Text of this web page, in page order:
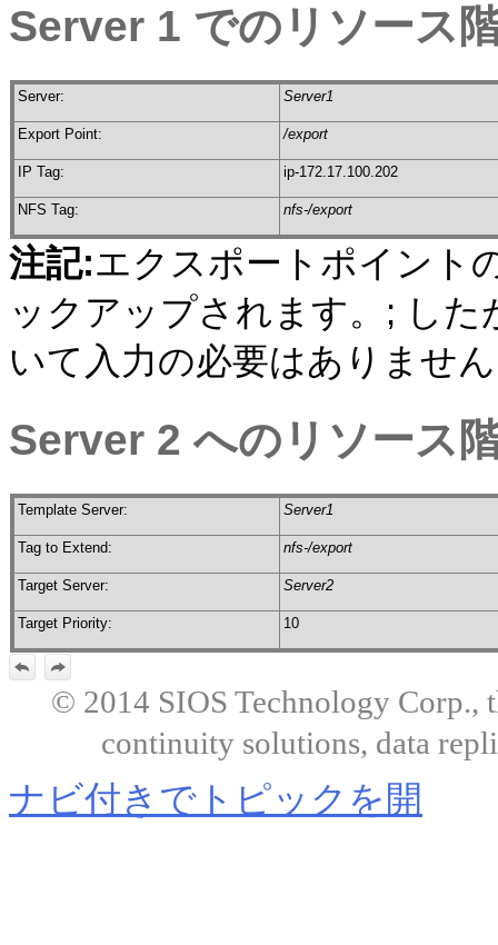
Server 1 でのリソース
Server: Server1
Export Point: /export
IP Tag: ip-172.17.100.202
NFS Tag: nfs-/export
注記:エクスポートポイント
ックアップされます。; し
いて入力の必要はありませ
Server 2 へのリソース
Template Server: Server1
Tag to Extend: nfs-/export
Target Server: Server2
Target Priority: 10
© 2014 SIOS Technology Corp.,
continuity solutions, data
ナビ付きでトピックを開